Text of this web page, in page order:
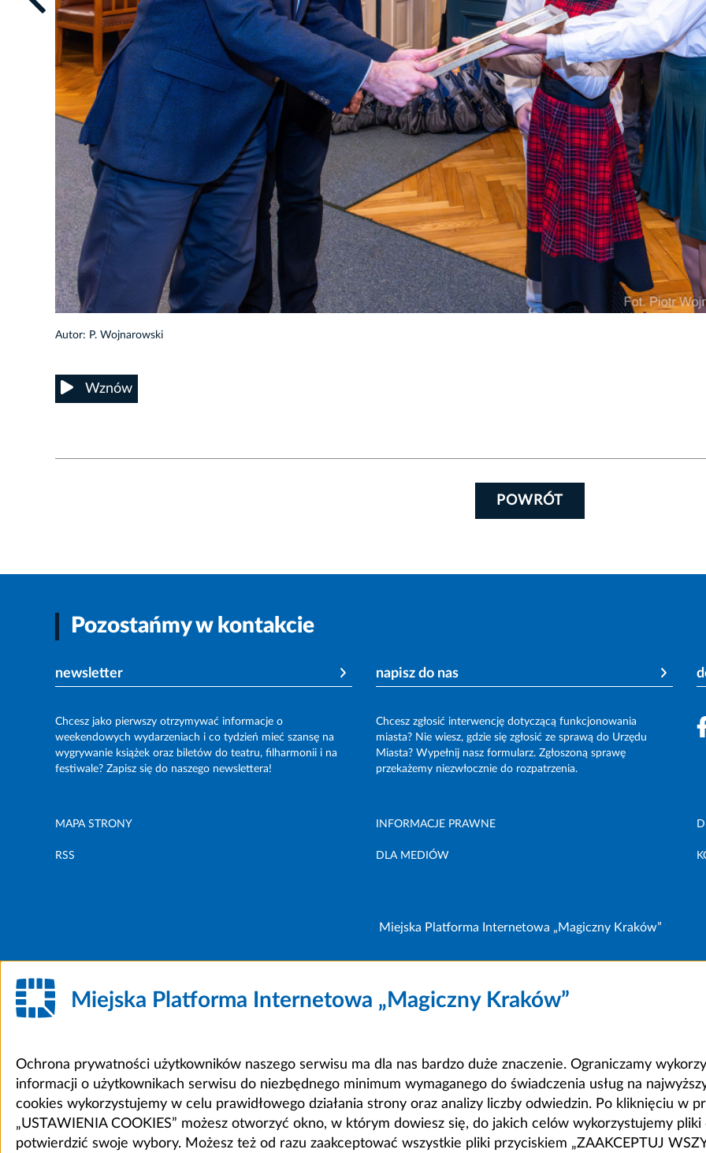
Autor: P. Wojnarowski
Wznów
POWRÓT
Pozostańmy w kontakcie
newsletter
Chcesz jako pierwszy otrzymywać informacje o
weekendowych wydarzeniach i co tydzień mieć szansę na
wygrywanie książek oraz biletów do teatru, filharmonii i na
festiwale? Zapisz się do naszego newslettera!
napisz do nas
Chcesz zgłosić interwencję dotyczącą funkcjonowania
miasta? Nie wiesz, gdzie się zgłosić ze sprawą do Urzędu
Miasta? Wypełnij nasz formularz. Zgłoszoną sprawę
przekażemy niezwłocznie do rozpatrzenia.
MAPA STRONY INFORMACJE PRAWNE
RSS DLA MEDIÓW
Miejska Platforma Internetowa „Magiczny Kraków”
Miejska Platforma Internetowa „Magiczny Kraków”
Ochrona prywatności użytkowników naszego serwisu ma dla nas bardzo duże znaczenie. Ograniczamy
informacji o użytkownikach serwisu do niezbędnego minimum wymaganego do świadczenia usług na
cookies wykorzystujemy w celu prawidłowego działania strony oraz analizy liczby odwiedzin. Po kliknięciu w
„USTAWIENIA COOKIES” możesz otworzyć okno, w którym dowiesz się, do jakich celów wykorzystujemy pliki
potwierdzić swoje wybory. Możesz też od razu zaakceptować wszystkie pliki przyciskiem „ZAAKCEPTUJ